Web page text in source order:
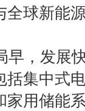
全球新能
早，发展
括集中式
家用储能